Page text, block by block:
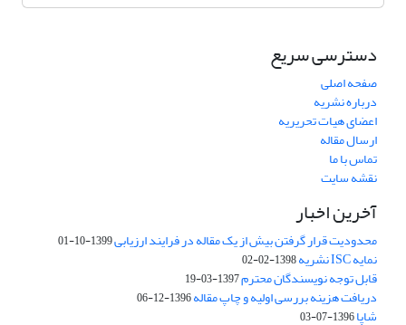
دسترسی سریع
صفحه اصلی
درباره نشریه
اعضای هیات تحریریه
ارسال مقاله
تماس با ما
نقشه سایت
آخرین اخبار
محدودیت قرار گرفتن بیش از یک مقاله در فرایند ارزیابی1399-10-01
نمایه ISC نشریه 1398-02-02
قابل توجه نویسندگان محترم1397-03-19
دریافت هزینه بررسی اولیه و چاپ مقاله1396-12-06
شاپا1396-07-03